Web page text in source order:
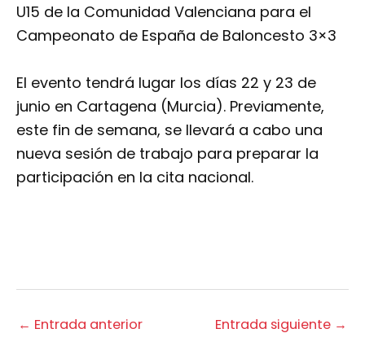
U15 de la Comunidad Valenciana para el
Campeonato de España de Baloncesto 3×3
El evento tendrá lugar los días 22 y 23 de
junio en Cartagena (Murcia). Previamente,
este fin de semana, se llevará a cabo una
nueva sesión de trabajo para preparar la
participación en la cita nacional.
← Entrada anterior Entrada siguiente →